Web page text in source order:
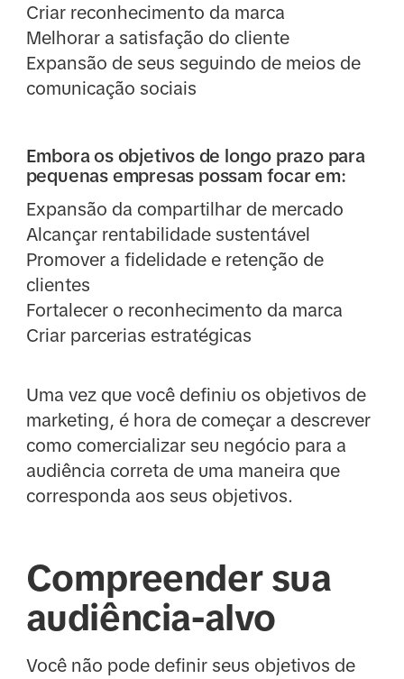
Criar reconhecimento da marca
Melhorar a satisfação do cliente
Expansão de seus seguindo de meios de
comunicação sociais
Embora os objetivos de longo prazo para
pequenas empresas possam focar em:
Expansão da compartilhar de mercado
Alcançar rentabilidade sustentável
Promover a fidelidade e retenção de
clientes
Fortalecer o reconhecimento da marca
Criar parcerias estratégicas
Uma vez que você definiu os objetivos de
marketing, é hora de começar a descrever
como comercializar seu negócio para a
audiência correta de uma maneira que
corresponda aos seus objetivos.
Compreender sua
audiência-alvo
Você não pode definir seus objetivos de